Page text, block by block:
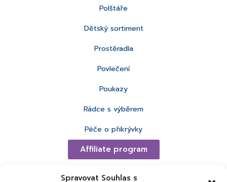
Spravovat Souhlas s
Polštáře
Dětský sortiment
Prostěradla
Povlečení
Poukazy
Rádce s výběrem
Péče o přikrývky
Affiliate program